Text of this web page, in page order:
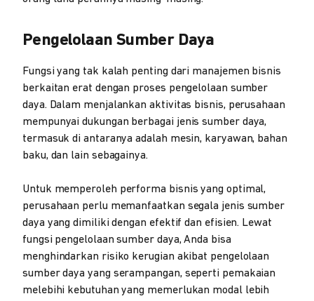
Pengelolaan Sumber Daya
Fungsi yang tak kalah penting dari manajemen bisnis
berkaitan erat dengan proses pengelolaan sumber
daya. Dalam menjalankan aktivitas bisnis, perusahaan
mempunyai dukungan berbagai jenis sumber daya,
termasuk di antaranya adalah mesin, karyawan, bahan
baku, dan lain sebagainya.
Untuk memperoleh performa bisnis yang optimal,
perusahaan perlu memanfaatkan segala jenis sumber
daya yang dimiliki dengan efektif dan efisien. Lewat
fungsi pengelolaan sumber daya, Anda bisa
menghindarkan risiko kerugian akibat pengelolaan
sumber daya yang serampangan, seperti pemakaian
melebihi kebutuhan yang memerlukan modal lebih